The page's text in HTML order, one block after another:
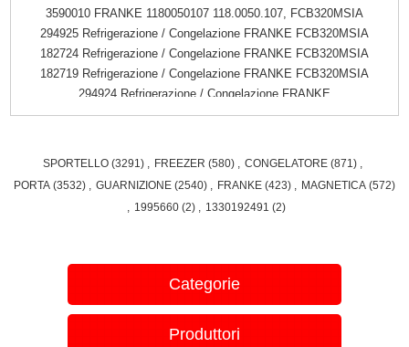
3590010 FRANKE 1180050107 118.0050.107, FCB320MSIA
294925 Refrigerazione / Congelazione FRANKE FCB320MSIA
182724 Refrigerazione / Congelazione FRANKE FCB320MSIA
182719 Refrigerazione / Congelazione FRANKE FCB320MSIA
294924 Refrigerazione / Congelazione FRANKE
FCB320MSIAMO 199253 Refrigerazione / Congelazione
FRIGOCOMBIFCB320/MAIA+ 3590007 franke, FRIGO
COMBI FCB 320/M SI A 118.0050.107 1180050107 3590010,
FRIGO COMBI FCB 320/M AI A+ 118.0050.108 1180050108
GORENJE ARI31CA 321566 GORENJE BE810 176016
GORENJE BE810 645739 GORENJE BI26 145145 GORENJE
BI26 170681 GORENJE BR22/8A 645611 GORENJE
SPORTELLO (3291) FREEZER (580) CONGELATORE (871)
PORTA (3532) GUARNIZIONE (2540) FRANKE (423) MAGNETICA (572)
1995660 (2) 1330192491 (2)
Categorie
Produttori